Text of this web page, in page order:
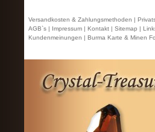
Versandkosten & Zahlungsmethoden |
AGB`s | Impressum | Kontakt | Sitemap |
Kundenmeinungen | Burma Karte & Minen